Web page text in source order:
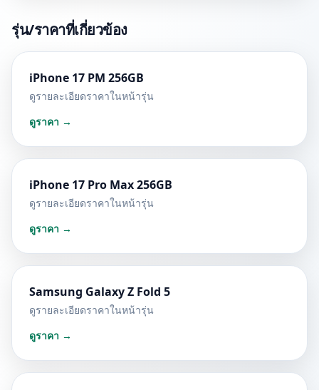
รุ่น/ราคาที่เกี่ยวข้อง
iPhone 17 PM 256GB
ดูรายละเอียดราคาในหน้ารุ่น
ดูราคา →
iPhone 17 Pro Max 256GB
ดูรายละเอียดราคาในหน้ารุ่น
ดูราคา →
Samsung Galaxy Z Fold 5
ดูรายละเอียดราคาในหน้ารุ่น
ดูราคา →